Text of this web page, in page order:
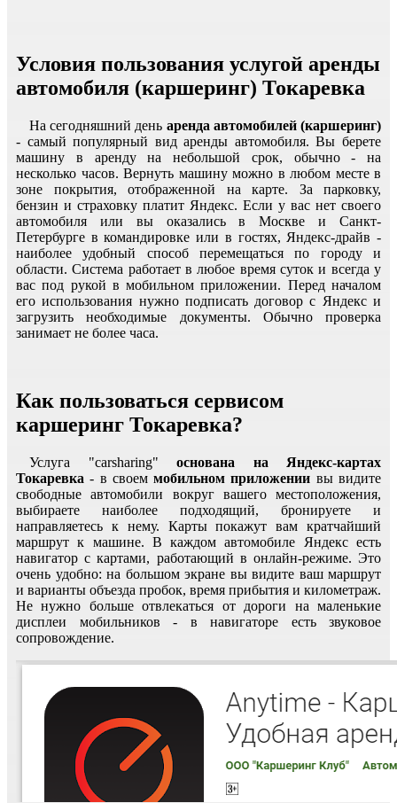
Условия пользования услугой аренды
автомобиля (каршеринг) Токаревка
На сегодняшний день аренда автомобилей (каршеринг)
- самый популярный вид аренды автомобиля. Вы берете
машину в аренду на небольшой срок, обычно - на
несколько часов. Вернуть машину можно в любом месте в
зоне покрытия, отображенной на карте. За парковку,
бензин и страховку платит Яндекс. Если у вас нет своего
автомобиля или вы оказались в Москве и Санкт-
Петербурге в командировке или в гостях, Яндекс-драйв -
наиболее удобный способ перемещаться по городу и
области. Система работает в любое время суток и всегда у
вас под рукой в мобильном приложении. Перед началом
его использования нужно подписать договор с Яндекс и
загрузить необходимые документы. Обычно проверка
занимает не более часа.
Как пользоваться сервисом
каршеринг Токаревка?
Услуга "carsharing" основана на Яндекс-картах
Токаревка - в своеммобильном приложении вы видите
свободные автомобили вокруг вашего местоположения,
выбираете наиболее подходящий, бронируете и
направляетесь к нему. Карты покажут вам кратчайший
маршрут к машине. В каждом автомобиле Яндекс есть
навигатор с картами, работающий в онлайн-режиме. Это
очень удобно: на большом экране вы видите ваш маршрут
и варианты объезда пробок, время прибытия и километраж.
Не нужно больше отвлекаться от дороги на маленькие
дисплеи мобильников - в навигаторе есть звуковое
сопровождение.